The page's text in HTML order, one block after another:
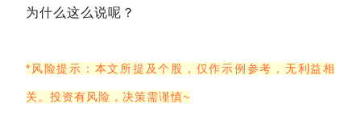
为什么这么说呢？
*风险提示：本文所提及个股，仅作示例参考，无利益相
关。投资有风险，决策需谨慎~